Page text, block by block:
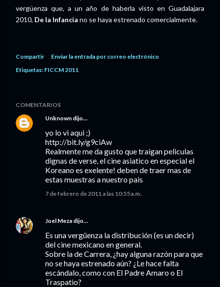
vergüenza que, a un año de haberla visto en Guadalajara
2010, De la Infancia no se haya estrenado comercialmente.
Compartir
Enviar la entrada por correo electrónico
Etiquetas: FICCM 2011
COMENTARIOS
Unknown dijo…
yo lo vi aqui ;)
http://bit.ly/g9ciAw
Realmente me da gusto que traigan peliculas
dignas de verse, el cine asiatico en especial el
Koreano es exelente! deben de traer mas de
estas muestras a nuestro pais
7 de febrero de 2011 a las 10:55 a.m.
Joel Meza dijo…
Es una vergüenza la distribución (es un decir)
del cine mexicano en general.
Sobre la de Carrera, ¿hay alguna razón para que
no se haya estrenado aún? ¿Le hace falta
escándalo, como con El Padre Amaro o El
Traspatio?